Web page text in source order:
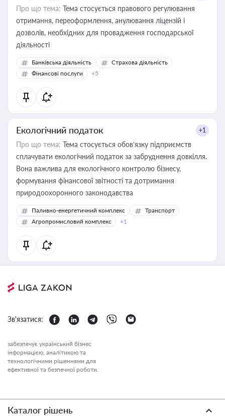
Про що тема: Тема стосується правового регулювання
отримання, переоформлення, анулювання ліцензій і
дозволів, необхідних для провадження господарської
діяльності
Банківська діяльність
Страхова діяльність
Фінансові послуги
+5
Екологічний податок +1
Про що тема: Тема стосується обов’язку підприємств
сплачувати екологічний податок за забруднення довкілля.
Вона важлива для екологічного контролю бізнесу,
формування фінансової звітності та дотримання
природоохоронного законодавства
Паливно-енергетичний комплекс
Транспорт
Агропромисловий комплекс
+1
Зв'язатися:
забезпечує український бізнес
інформацією, аналітикою та
технологічними рішеннями для
ефективної та безпечної роботи.
Каталог рішень